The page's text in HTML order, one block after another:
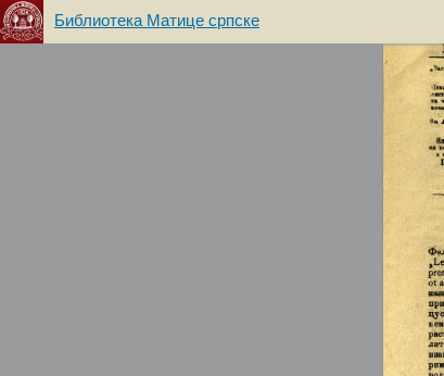
Библиотека Матице српске